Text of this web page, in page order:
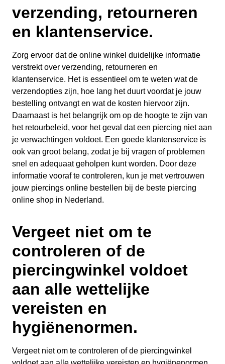
verzending, retourneren
en klantenservice.
Zorg ervoor dat de online winkel duidelijke informatie
verstrekt over verzending, retourneren en
klantenservice. Het is essentieel om te weten wat de
verzendopties zijn, hoe lang het duurt voordat je jouw
bestelling ontvangt en wat de kosten hiervoor zijn.
Daarnaast is het belangrijk om op de hoogte te zijn van
het retourbeleid, voor het geval dat een piercing niet aan
je verwachtingen voldoet. Een goede klantenservice is
ook van groot belang, zodat je bij vragen of problemen
snel en adequaat geholpen kunt worden. Door deze
informatie vooraf te controleren, kun je met vertrouwen
jouw piercings online bestellen bij de beste piercing
online shop in Nederland.
Vergeet niet om te
controleren of de
piercingwinkel voldoet
aan alle wettelijke
vereisten en
hygiënenormen.
Vergeet niet om te controleren of de piercingwinkel